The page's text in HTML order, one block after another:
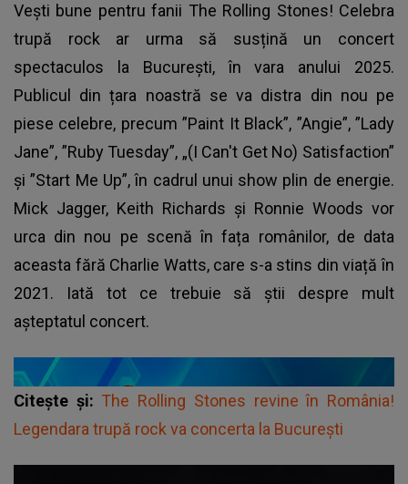
Vești bune pentru fanii The Rolling Stones! Celebra
trupă rock ar urma să susțină un concert
spectaculos la București, în vara anului 2025.
Publicul din țara noastră se va distra din nou pe
piese celebre, precum ”Paint It Black”, ”Angie”, ”Lady
Jane”, ”Ruby Tuesday”, „(I Can't Get No) Satisfaction”
și ”Start Me Up”, în cadrul unui show plin de energie.
Mick Jagger, Keith Richards și Ronnie Woods vor
urca din nou pe scenă în fața românilor, de data
aceasta fără Charlie Watts, care s-a stins din viață în
2021. Iată tot ce trebuie să știi despre mult
așteptatul concert.
Citește și: The Rolling Stones revine în România!
Legendara trupă rock va concerta la București